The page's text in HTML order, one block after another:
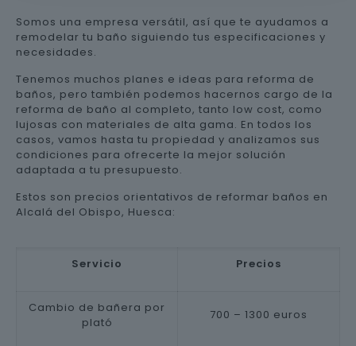
Somos una empresa versátil, así que te ayudamos a
remodelar tu baño siguiendo tus especificaciones y
necesidades.
Tenemos muchos planes e ideas para reforma de
baños, pero también podemos hacernos cargo de la
reforma de baño al completo, tanto low cost, como
lujosas con materiales de alta gama. En todos los
casos, vamos hasta tu propiedad y analizamos sus
condiciones para ofrecerte la mejor solución
adaptada a tu presupuesto.
Estos son precios orientativos de reformar baños en
Alcalá del Obispo, Huesca:
Servicio Precios
Cambio de bañera por
plató
700 – 1300 euros